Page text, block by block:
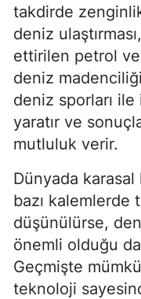
takdirde
deniz
ettirilen petrol
deniz
deniz sporları
yaratır ve
mutluluk verir.
Dünyada karasal
bazı
düşünülürse,
önemli olduğu
Geçmişte
teknoloji